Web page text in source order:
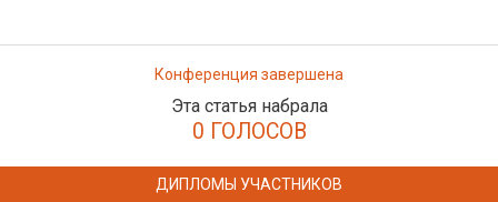
Конференция завершена
Эта статья набрала
0 ГОЛОСОВ
ДИПЛОМЫ УЧАСТНИКОВ